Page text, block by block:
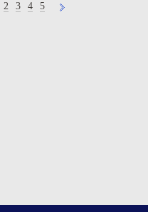
2 3 4 5